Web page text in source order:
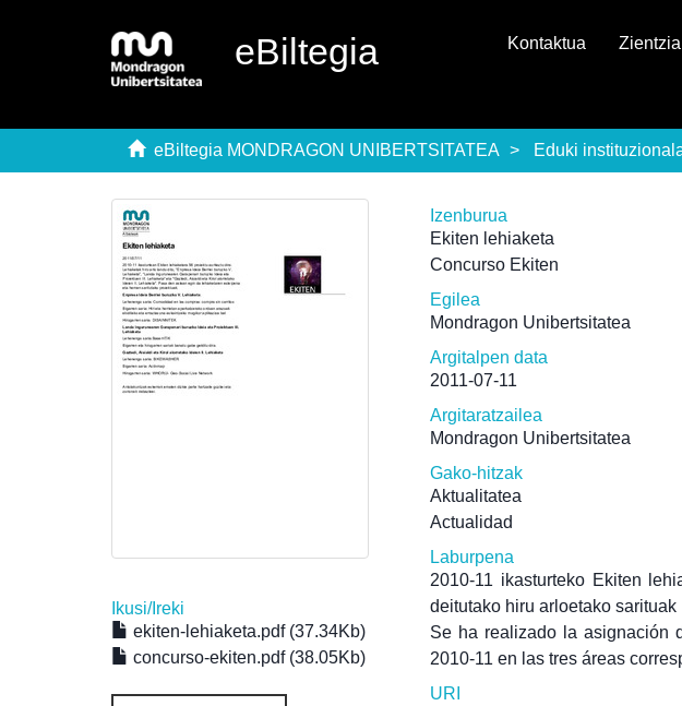
eBiltegia Kontaktua
eBiltegia MONDRAGON UNIBERTSITATEA Eduki
Ikusi/Ireki
ekiten-lehiaketa.pdf (37.34Kb)
concurso-ekiten.pdf (38.05Kb)
Izenburua
Ekiten lehiaketa
Concurso Ekiten
Egilea
Mondragon Unibertsitatea
Argitalpen data
2011-07-11
Argitaratzailea
Mondragon Unibertsitatea
Gako-hitzak
Aktualitatea
Actualidad
Laburpena
2010-11 ikasturteko Ekiten
deitutako hiru arloetako sarituak
Se ha realizado la asignación
2010-11 en las tres áreas
URI